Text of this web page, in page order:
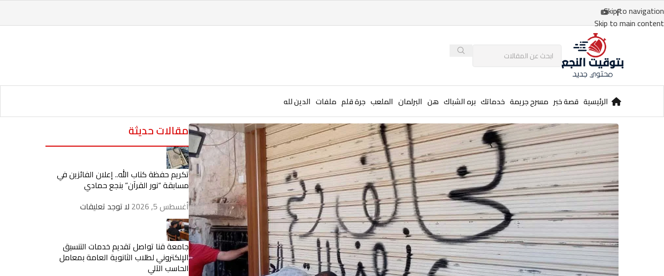
Skip to navigation
Skip to main content
الرئيسية قصة خبر مسرح جريمة خدماتك بره الشباك هن البرلمان الملعب جرة قلم ملفات الدين لله
مقالات حديثة
تكريم حفظة كتاب الله.. إعلان الفائزين في
مسابقة “نور القرآن” بنجع حمادي
أغسطس 5, 2026
لا توجد تعليقات
جامعة قنا تواصل تقديم خدمات التنسيق
الإلكتروني لطلاب الثانوية العامة بمعامل
الحاسب الآلي